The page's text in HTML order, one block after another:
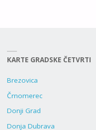
KARTE GRADSKE ČETVRTI
Brezovica
Črnomerec
Donji Grad
Donja Dubrava